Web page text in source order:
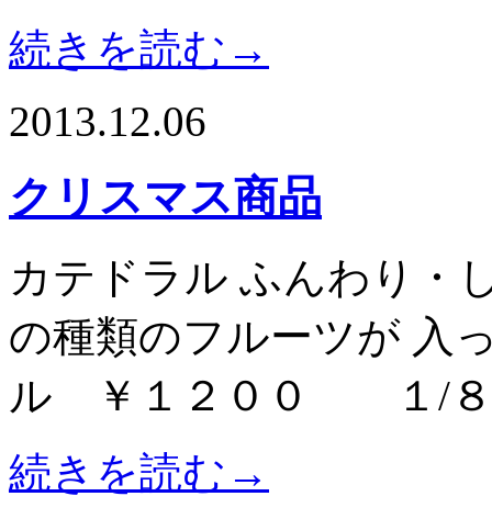
続きを読む→
2013.12.06
クリスマス商品
カテドラル ふんわり・
の種類のフルーツが 入
ル ￥１２００ １/８
続きを読む→